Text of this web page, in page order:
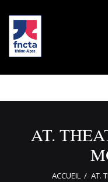
AT.
ACCUEIL AT.